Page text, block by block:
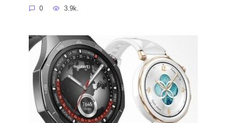
0 3.9k.